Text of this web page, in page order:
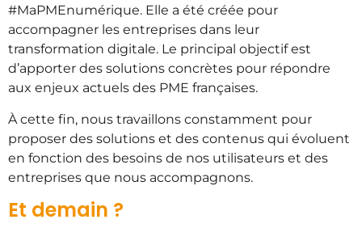
#MaPMEnumérique. Elle a été créée pour
accompagner les entreprises dans leur
transformation digitale. Le principal objectif est
d’apporter des solutions concrètes pour répondre
aux enjeux actuels des PME françaises.
À cette fin, nous travaillons constamment pour
proposer des solutions et des contenus qui évoluent
en fonction des besoins de nos utilisateurs et des
entreprises que nous accompagnons.
Et demain ?